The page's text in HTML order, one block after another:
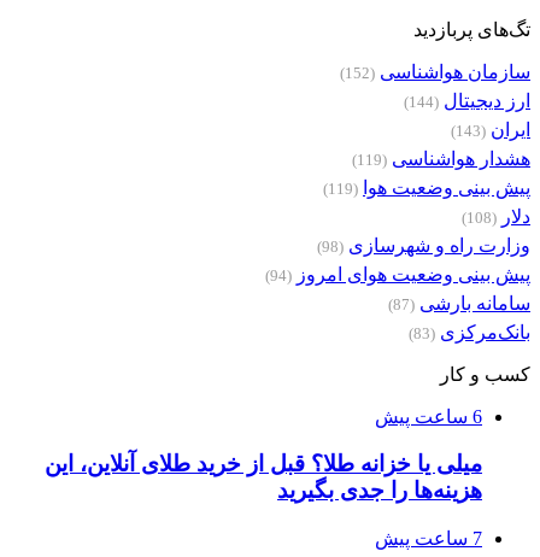
تگ‌های پربازدید
سازمان هواشناسی (152)
ارز دیجیتال (144)
ایران (143)
هشدار هواشناسی (119)
پیش بینی وضعیت هوا (119)
دلار (108)
وزارت راه و شهرسازی (98)
پیش بینی وضعیت هوای امروز (94)
سامانه بارشی (87)
بانک‌مرکزی (83)
کسب و کار
6 ساعت پیش
میلی یا خزانه طلا؟ قبل از خرید طلای آنلاین، این
هزینه‌ها را جدی بگیرید
7 ساعت پیش